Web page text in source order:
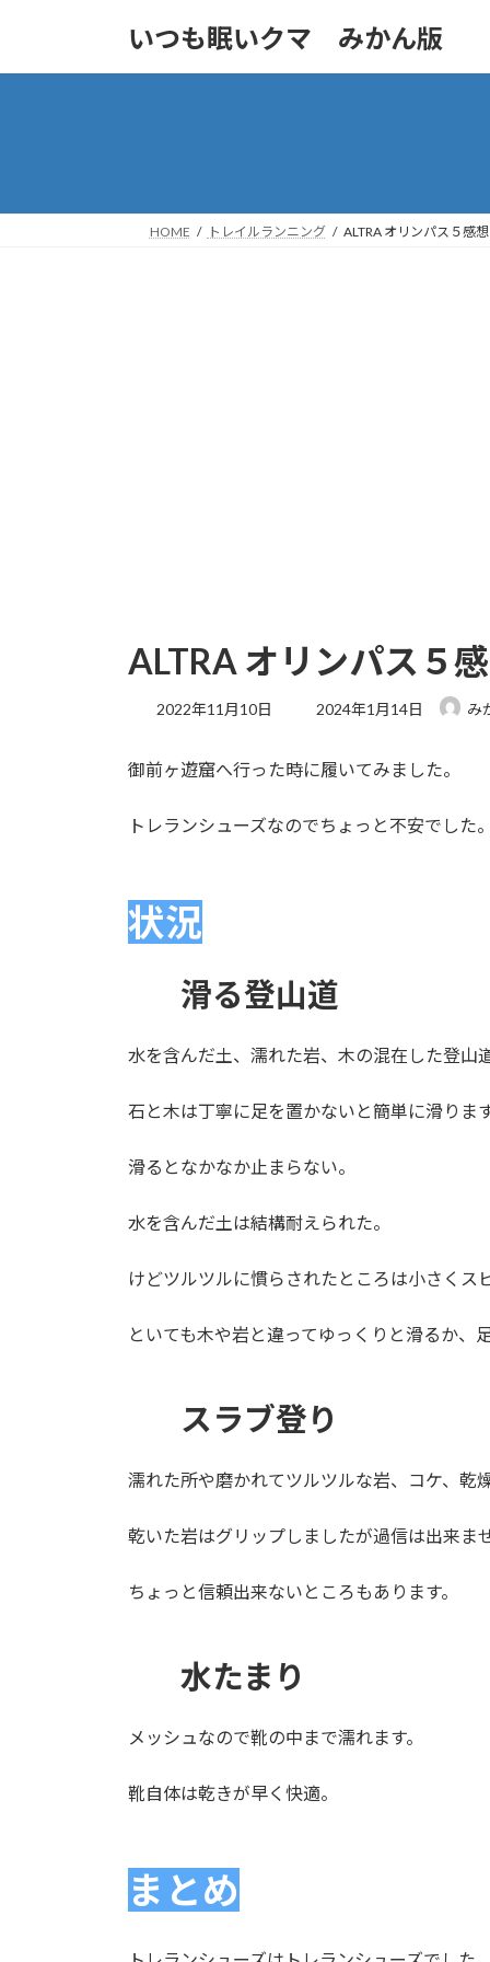
いつも眠いクマ みかん版
HOME トレイルランニング ALTRA オリンパス５感想
ALTRA オリンパス５
2022年11月10日
最
新
時
:
2024年1月14日 み
御前ヶ遊窟へ行った時に履いてみました。
トレランシューズなのでちょっと不安でした。
状況
滑る登山道
水を含んだ土、濡れた岩、木の混在した登山
石と木は丁寧に足を置かないと簡単に滑ります
滑るとなかなか止まらない。
水を含んだ土は結構耐えられた。
けどツルツルに慣らされたところは小さくス
といても木や岩と違ってゆっくりと滑るか、
スラブ登り
濡れた所や磨かれてツルツルな岩、コケ、乾
乾いた岩はグリップしましたが過信は出来ませ
ちょっと信頼出来ないところもあります。
水たまり
メッシュなので靴の中まで濡れます。
靴自体は乾きが早く快適。
まとめ